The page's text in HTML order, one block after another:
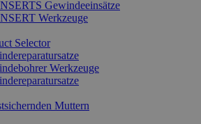
Gewindeeinsätze
Werkzeuge
Selector
Werkzeuge
Muttern